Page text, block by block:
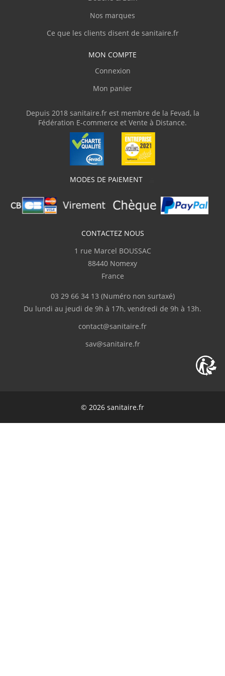
Nos marques
Ce que les clients disent de sanitaire.fr
MON COMPTE
Connexion
Mon panier
Depuis 2018 sanitaire.fr est membre de la Fevad, la
Fédération E-commerce et Vente à Distance.
MODES DE PAIEMENT
CONTACTEZ NOUS
1 rue Marcel BOUSSAC
88440 Nomexy
France
03 29 66 34 13 (Numéro non surtaxé)
Du lundi au jeudi de 9h à 17h, vendredi de 9h à 13h.
contact@sanitaire.fr
sav@sanitaire.fr
© 2026 sanitaire.fr